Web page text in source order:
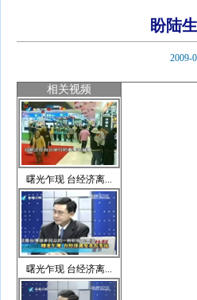
盼陆
相关视频
曙光乍现 台经济离...
曙光乍现 台经济离...